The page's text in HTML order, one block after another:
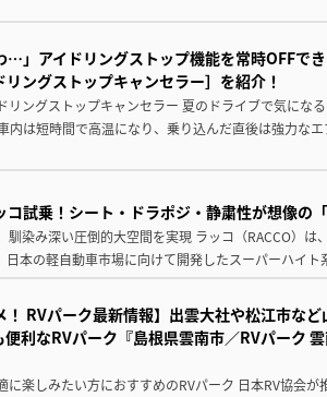
…」アイドリングストップ機能を常時OFFで
ングストップキャンセラー］を紹介！
リングストップキャンセラー 夏のドライブで気にな
内は短時間で高温になり、乗り込んだ直後は強力な
試乗！シート・ドラポジ・静粛性が想像の
染み深い圧倒的大空間を実現 ラッコ（RACCO）は
日本の軽自動車市場に向けて開発したスーパーハイ
！ RVパーク最新情報】出雲大社や松江市な
利なRVパーク『島根県雲南市／RVパーク
に楽しみたい方におすすめのRVパーク 日本RV協会が